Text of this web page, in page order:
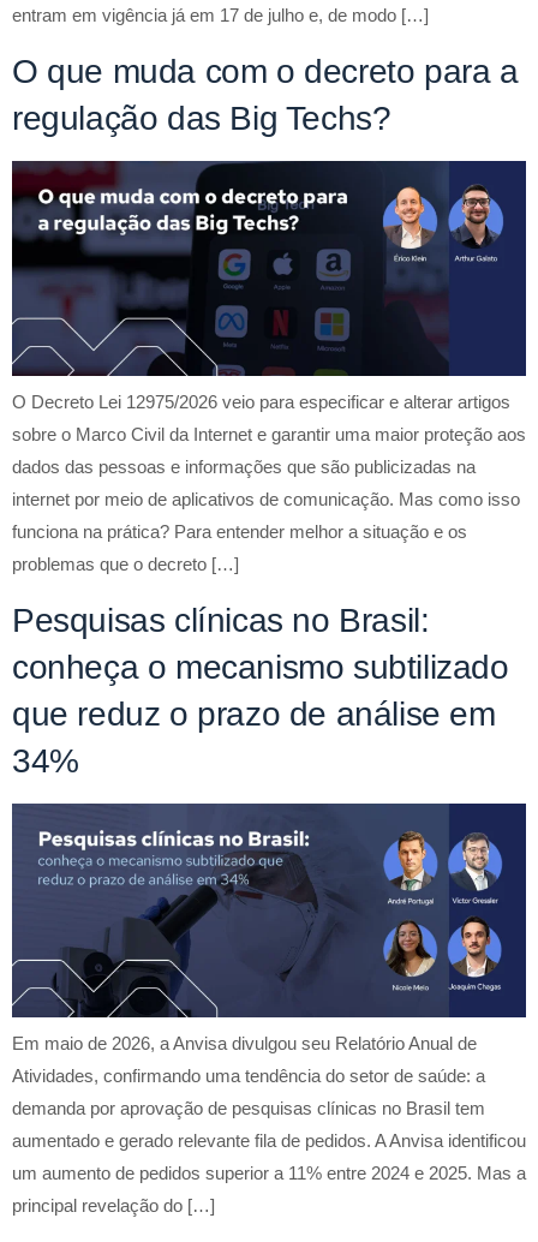
entram em vigência já em 17 de julho e, de modo […]
O que muda com o decreto para a
regulação das Big Techs?
O Decreto Lei 12975/2026 veio para especificar e alterar artigos
sobre o Marco Civil da Internet e garantir uma maior proteção aos
dados das pessoas e informações que são publicizadas na
internet por meio de aplicativos de comunicação. Mas como isso
funciona na prática? Para entender melhor a situação e os
problemas que o decreto […]
Pesquisas clínicas no Brasil:
conheça o mecanismo subtilizado
que reduz o prazo de análise em
34%
Em maio de 2026, a Anvisa divulgou seu Relatório Anual de
Atividades, confirmando uma tendência do setor de saúde: a
demanda por aprovação de pesquisas clínicas no Brasil tem
aumentado e gerado relevante fila de pedidos. A Anvisa identificou
um aumento de pedidos superior a 11% entre 2024 e 2025. Mas a
principal revelação do […]